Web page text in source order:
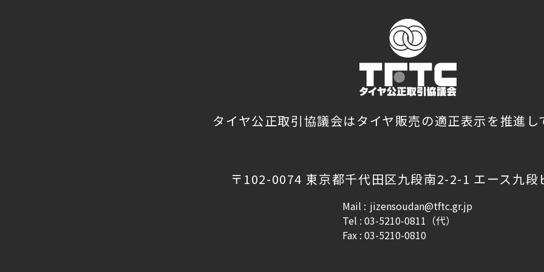
タイヤ公正取引協議会はタイヤ販売の適正表示を推進し
〒102-0074 東京都千代田区九段南2-2-1 エース九段
Mail : jizensoudan@tftc.gr.jp
Tel : 03-5210-0811（代）
Fax : 03-5210-0810